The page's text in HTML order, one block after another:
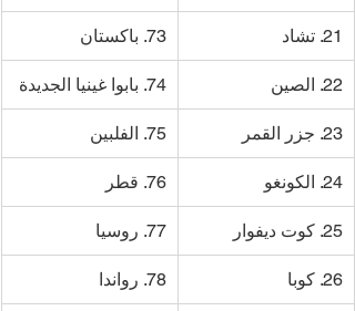
21. تشاد 73. باكستان
22. الصين 74. بابوا غينيا الجديدة
23. جزر القمر 75. الفلبين
24. الكونغو 76. قطر
25. كوت ديفوار 77. روسيا
26. كوبا 78. رواندا